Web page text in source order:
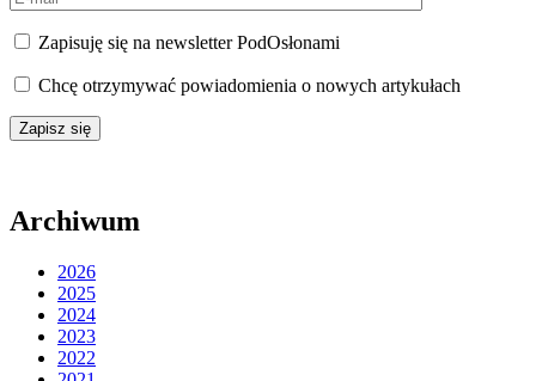
Zapisuję się na newsletter PodOsłonami
Chcę otrzymywać powiadomienia o nowych artykułach
Archiwum
2026
2025
2024
2023
2022